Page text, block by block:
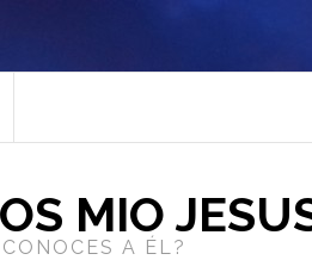
MIO
A ÉL?